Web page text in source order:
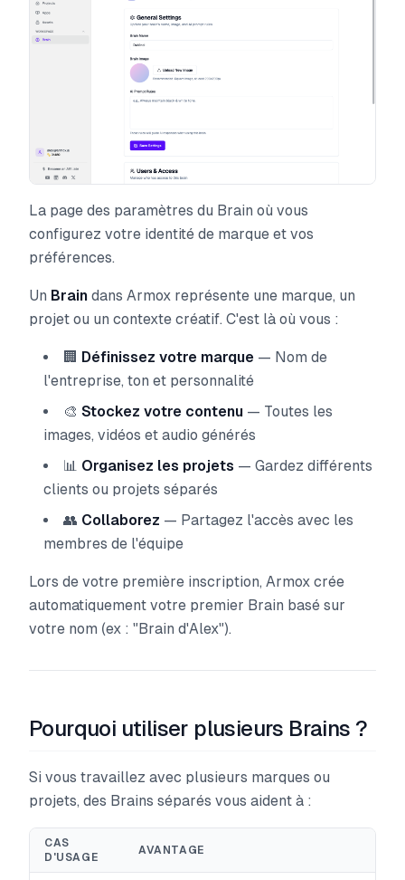
La page des paramètres du Brain où vous
configurez votre identité de marque et vos
préférences.
Un Brain dans Armox représente une marque, un
projet ou un contexte créatif. C'est là où vous :
🏢 Définissez votre marque — Nom de
l'entreprise, ton et personnalité
🎨 Stockez votre contenu — Toutes les
images, vidéos et audio générés
📊 Organisez les projets — Gardez différents
clients ou projets séparés
👥 Collaborez — Partagez l'accès avec les
membres de l'équipe
Lors de votre première inscription, Armox crée
automatiquement votre premier Brain basé sur
votre nom (ex : "Brain d'Alex").
Pourquoi utiliser plusieurs Brains ?
Si vous travaillez avec plusieurs marques ou
projets, des Brains séparés vous aident à :
CAS
D'USAGE
AVANTAGE